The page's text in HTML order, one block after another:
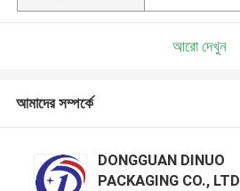
আরো দেখুন
আমাদের সম্পর্কে
DONGGUAN DINUO
PACKAGING CO., LTD